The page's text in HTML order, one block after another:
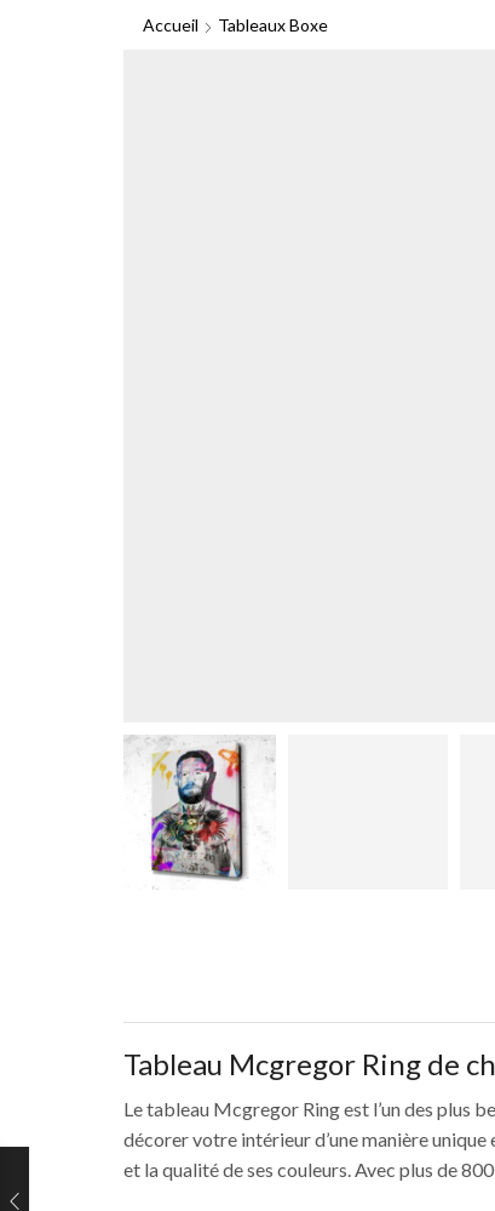
Accueil Tableaux Boxe
Tableau Mcgregor Ring de
Le tableau Mcgregor Ring est l’un des plus
décorer votre intérieur d’une manière
et la qualité de ses couleurs. Avec plus de